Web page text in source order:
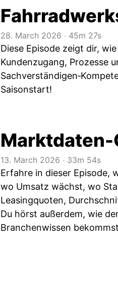
28. March 2026 ‧ 45m 27s
Diese Episode zeigt dir,
Kundenzugang, Prozesse
Saisonstart!
Marktdaten-
13. March 2026 ‧ 33m 54s
Erfahre in dieser Episode,
wo Umsatz wächst, wo
Leasingquoten,
Du hörst außerdem, wie
Branchenwissen